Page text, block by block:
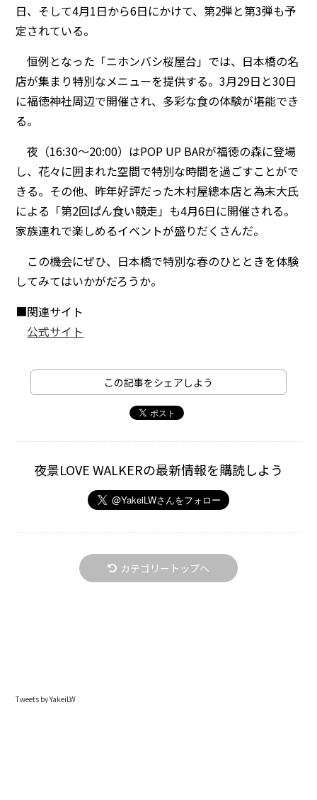
日、そして4月1日から6日にかけて、第2弾と第3弾も予
定されている。
恒例となった「ニホンバシ桜屋台」では、日本橋の名
店が集まり特別なメニューを提供する。3月29日と30日
に福徳神社周辺で開催され、多彩な食の体験が堪能でき
る。
夜（16:30～20:00）はPOP UP BARが福徳の森に登場
し、花々に囲まれた空間で特別な時間を過ごすことがで
きる。その他、昨年好評だった木村屋總本店と為末大氏
による「第2回ぱん食い競走」も4月6日に開催される。
家族連れで楽しめるイベントが盛りだくさんだ。
この機会にぜひ、日本橋で特別な春のひとときを体験
してみてはいかがだろうか。
■関連サイト
公式サイト
この記事をシェアしよう
夜景LOVE WALKERの最新情報を購読しよう
カテゴリートップへ
Tweets by YakeiLW